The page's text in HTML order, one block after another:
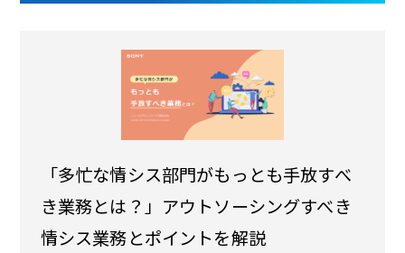
「多忙な情シス部門がもっとも手放すべ
き業務とは？」アウトソーシングすべき
情シス業務とポイントを解説